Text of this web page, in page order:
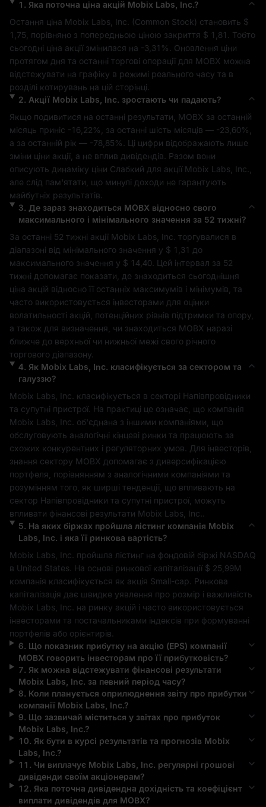
1 . Яка поточна ціна акцій Mobix Labs, Inc.?
Остання ціна Mobix Labs, Inc. (Common Stock) становить $
1,75 , порівняно з попередньою ціною закриття $ 1,81
. Тобто
сьогодні ціна акції змінилася на -3,31%
. Оновлення ціни
протягом дня та останні торгові операції для MOBX можна
відстежувати на графіку в режимі реального часу та в
розділі котирувань на цій сторінці.
2. Акції Mobix Labs, Inc. зростають чи падають?
Якщо подивитися на останні результати, MOBX за останній
місяць приніс -16,22% , за останні шість місяців — -23,60%
а за останній рік — -78,85%
. Ці цифри відображають лише
зміни ціни акції, а не вплив дивідендів. Разом вони
описують динаміку ціни Слабкий для акції Mobix Labs, Inc.
але слід пам'ятати, що минулі доходи не гарантують
майбутніх результатів.
3. Де зараз знаходиться MOBX відносно свого
максимального і мінімального значення за 52 тижні?
За останні 52 тижні акції Mobix Labs, Inc. торгувалися в
діапазоні від мінімального значення у $ 1,31 до
максимального значення у $ 14,40 . Цей інтервал за 52
тижні допомагає показати, де знаходиться сьогоднішня
ціна акцій відносно її останніх максимумів і мінімумів, та
часто використовується інвесторами для оцінки
волатильності акцій, потенційних рівнів підтримки та опору,
а також для визначення, чи знаходиться MOBX наразі
ближче до верхньої чи нижньої межі свого річного
торгового діапазону.
4. Як Mobix Labs, Inc. класифікується за сектором та
галуззю?
Mobix Labs, Inc. класифікується в секторі Напівпровідники
та супутні пристрої
Mobix Labs, Inc. об'єднана з іншими компаніями, що
обслуговують аналогічні кінцеві ринки та працюють за
схожих конкурентних і регуляторних умов. Для інвесторів,
знання сектору MOBX допомагає з диверсифікацією
портфеля, порівнянням з аналогічними компаніями та
розумінням того, як ширші тенденції, що впливають на
сектор Напівпровідники та супутні пристрої, можуть
впливати фінансові результати Mobix Labs, Inc.
5. На яких біржах пройшла лістинг компанія Mobix
Labs, Inc. і яка її ринкова вартість?
Mobix Labs, Inc. пройшла лістинг на фондовій біржі NASDAQ
в United States . На основі ринкової капіталізації $ 25,99M
компанія класифікується як акція Small-cap . Ринкова
Mobix Labs, Inc. на ринку акцій і часто використовується
інвесторами та постачальниками індексів при формуванні
портфелів або орієнтирів.
6. Що показник прибутку на акцію (EPS) компанії
MOBX говорить інвесторам про її прибутковість?
7. Як можна відстежувати фінансові результати
Mobix Labs, Inc. за певний період часу?
8. Коли планується оприлюднення звіту про прибутки
компанії Mobix Labs, Inc.?
9. Що зазвичай міститься у звітах про прибуток
Mobix Labs, Inc.?
10. Як бути в курсі результатів та прогнозів Mobix
Labs, Inc.?
11 . Чи виплачує Mobix Labs, Inc. регулярні грошові
дивіденди своїм акціонерам?
12. Яка поточна дивідендна дохідність та коефіцієнт
виплати дивідендів для MOBX?